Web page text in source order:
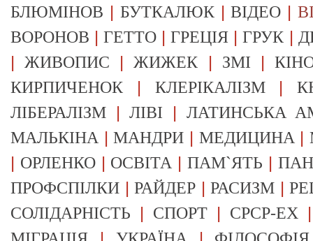
БЛЮМІНОВ | БУТКАЛЮК|ВІДЕО |
ВОРОНОВ |ГЕТТО |ГРЕЦІЯ |ГРУК |
|ЖИВОПИС |ЖИЖЕК | ЗМІ |
КИРПИЧЕНОК | КЛЕРІКАЛІЗМ|
ЛІБЕРАЛІЗМ |ЛІВІ | ЛАТИНСЬКА
МАЛЬКІНА |МАНДРИ | МЕДИЦИНА |
| ОРЛЕНКО| ОСВІТА |ПАМ`ЯТЬ |
ПРОФСПІЛКИ |РАЙДЕР |РАСИЗМ |
СОЛІДАРНІСТЬ | СПОРТ | СРСР-EX